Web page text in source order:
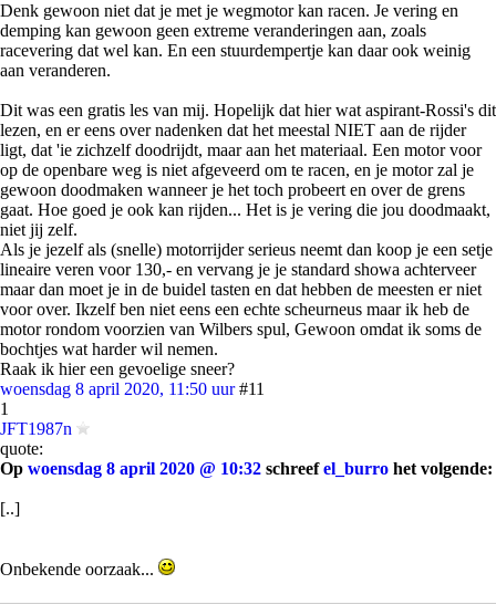
Denk gewoon niet dat je met je wegmotor kan racen. Je vering en
demping kan gewoon geen extreme veranderingen aan, zoals
racevering dat wel kan. En een stuurdempertje kan daar ook weinig
aan veranderen.
Dit was een gratis les van mij. Hopelijk dat hier wat aspirant-Rossi's dit
lezen, en er eens over nadenken dat het meestal NIET aan de rijder
ligt, dat 'ie zichzelf doodrijdt, maar aan het materiaal. Een motor voor
op de openbare weg is niet afgeveerd om te racen, en je motor zal je
gewoon doodmaken wanneer je het toch probeert en over de grens
gaat. Hoe goed je ook kan rijden... Het is je vering die jou doodmaakt,
niet jij zelf.
Als je jezelf als (snelle) motorrijder serieus neemt dan koop je een setje
lineaire veren voor 130,- en vervang je je standard showa achterveer
maar dan moet je in de buidel tasten en dat hebben de meesten er niet
voor over. Ikzelf ben niet eens een echte scheurneus maar ik heb de
motor rondom voorzien van Wilbers spul, Gewoon omdat ik soms de
bochtjes wat harder wil nemen.
Raak ik hier een gevoelige sneer?
woensdag 8 april 2020, 11:50 uur #11
1
JFT1987n
quote:
Op woensdag 8 april 2020 @ 10:32 schreefel_burro het volgende:
[..]
Onbekende oorzaak...
Zonnig weer, amper verkeer op de weg... Je ziet er hier genoeg